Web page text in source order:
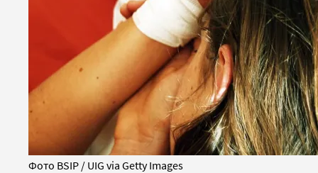
Фото BSIP / UIG via Getty Images